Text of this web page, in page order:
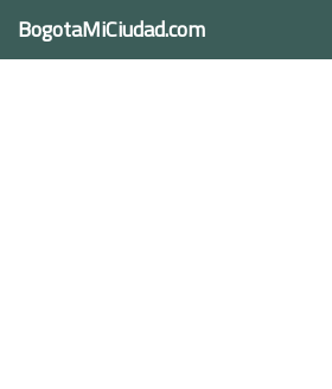
BogotaMiCiudad.com